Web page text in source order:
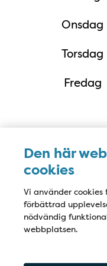
Den här
cookies
Vi använder
förbättrad
nödvändig
webbplatsen.
Onsdag
Torsdag
Fredag
Karta